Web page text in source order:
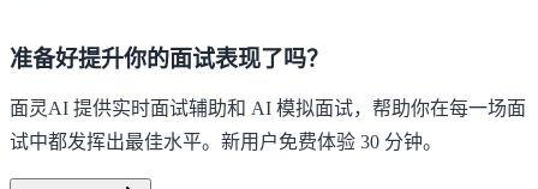
准备好提升你的面试表现了吗？
面灵AI 提供实时面试辅助和 AI 模拟面试，帮助你在每一场面
试中都发挥出最佳水平。新用户免费体验 30 分钟。